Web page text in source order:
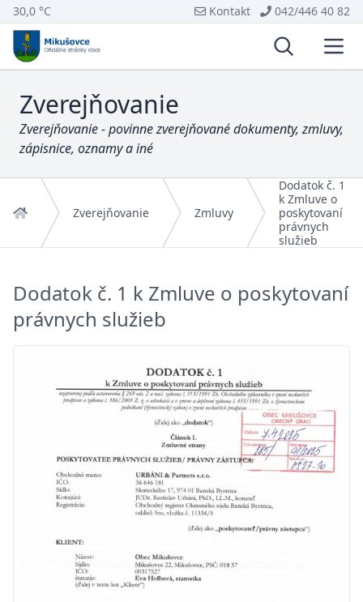
30,0 °C Kontakt 042/446 40 82
Vyhľadávanie
Zverejňovanie
Zverejňovanie - povinne zverejňované dokumenty, zmluvy,
zápisnice, oznamy a iné
Domov Zverejňovanie Zmluvy
Dodatok č. 1
k Zmluve o
poskytovaní
právnych
služieb
Dodatok č. 1 k Zmluve o poskytovaní
právnych služieb